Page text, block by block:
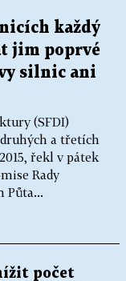
každý
jim poprvé
silnic ani
(SFDI)
a třetích
řekl v pátek
Rady
Půta...
počet